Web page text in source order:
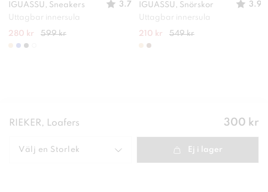
IGUASSU, Sneakers
3.7
Uttagbar innersula
280 kr 599 kr
IGUASSU, Snörskor
3.9
Uttagbar innersula
210 kr 549 kr
RIEKER, Loafers Pris:
300 kr
Välj en Storlek Ej i lager